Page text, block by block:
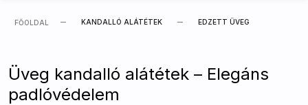
FŐOLDAL KANDALLÓ ALÁTÉTEK EDZETT ÜVEG
Üveg kandalló alátétek – Elegáns
padlóvédelem